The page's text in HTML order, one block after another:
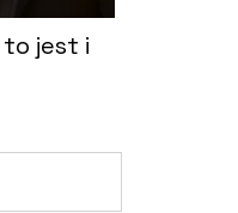
jest i